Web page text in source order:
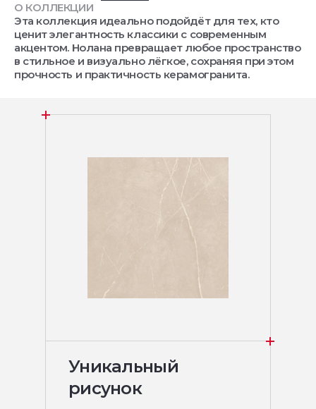
О КОЛЛЕКЦИИ
Эта коллекция идеально подойдёт для тех, кто
ценит элегантность классики с современным
акцентом. Нолана превращает любое пространство
в стильное и визуально лёгкое, сохраняя при этом
прочность и практичность керамогранита.
Уникальный
рисунок